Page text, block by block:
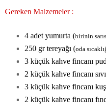
Gereken Malzemeler :
4 adet yumurta (birinin
250 gr tereyağı (oda
3 küçük kahve fincanı
2 küçük kahve fincanı
3 küçük kahve fincanı
2 küçük kahve fincanı